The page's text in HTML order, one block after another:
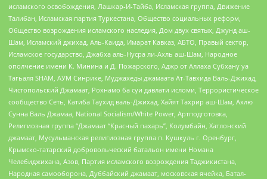
исламского освобождения, Лашкар-И-Тайба, Исламская группа, Движение
Талибан, Исламская партия Туркестана, Общество социальных реформ,
Общество возрождения исламского наследия, Дом двух святых, Джунд аш-
Шам, Исламский джихад, Аль-Каида, Имарат Кавказ, АБТО, Правый сектор,
Исламское государство, Джабха аль-Нусра ли-Ахль аш-Шам, Народное
ополчение имени К. Минина и Д. Пожарского, Аджр от Аллаха Субхану уа
Тагьаля SHAM, АУМ Синрике, Муджахеды джамаата Ат-Тавхида Валь-Джихад,
Чистопольский Джамаат, Рохнамо ба суи давлати исломи, Террористическое
сообщество Сеть, Катиба Таухид валь-Джихад, Хайят Тахрир аш-Шам, Ахлю
Сунна Валь Джамаа, National Socialism/White Power, Артподготовка,
Религиозная группа “Джамаат “Красный пахарь”, Колумбайн, Хатлонский
джамаат, Мусульманская религиозная группа п. Кушкуль г. Оренбург,
Крымско-татарский добровольческий батальон имени Номана
Челебиджихана, Азов, Партия исламского возрождения Таджикистана,
Народная самооборона, Дуббайский джамаат, московская ячейка, Батал-